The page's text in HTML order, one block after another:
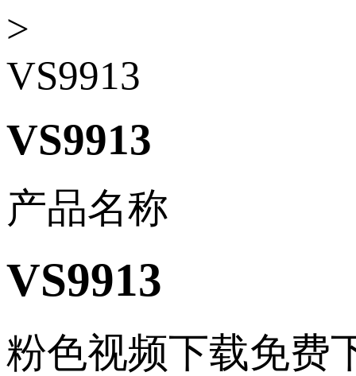
>
VS9913
VS9913
产品名称
VS9913
粉色视频下载免费